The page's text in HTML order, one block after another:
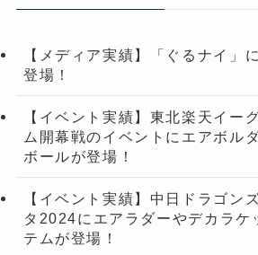
【メディア実績】「ぐるナイ」
登場！
【イベント実績】東北楽天イー
ム開幕戦のイベントにエアボル
ボールが登場！
【イベント実績】中日ドラゴン
タ2024にエアラダーやデカラケ
テムが登場！